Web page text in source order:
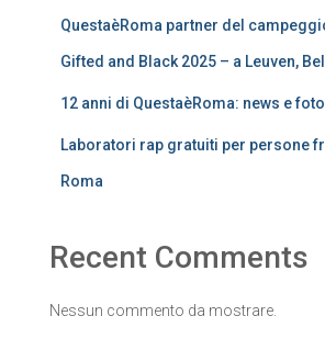
QuestaèRoma partner del
Gifted and Black 2025 – a Leuven,
12 anni di QuestaèRoma: news e foto
Laboratori rap gratuiti per persone
Roma
Recent Comments
Nessun commento da mostrare.